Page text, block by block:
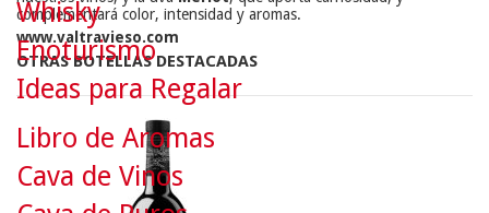
complementará color, intensidad y aromas.
www.valtravieso.com
OTRAS BOTELLAS DESTACADAS
Whisky
Enoturismo
Ideas para Regalar
Libro de Aromas
Cava de Vinos